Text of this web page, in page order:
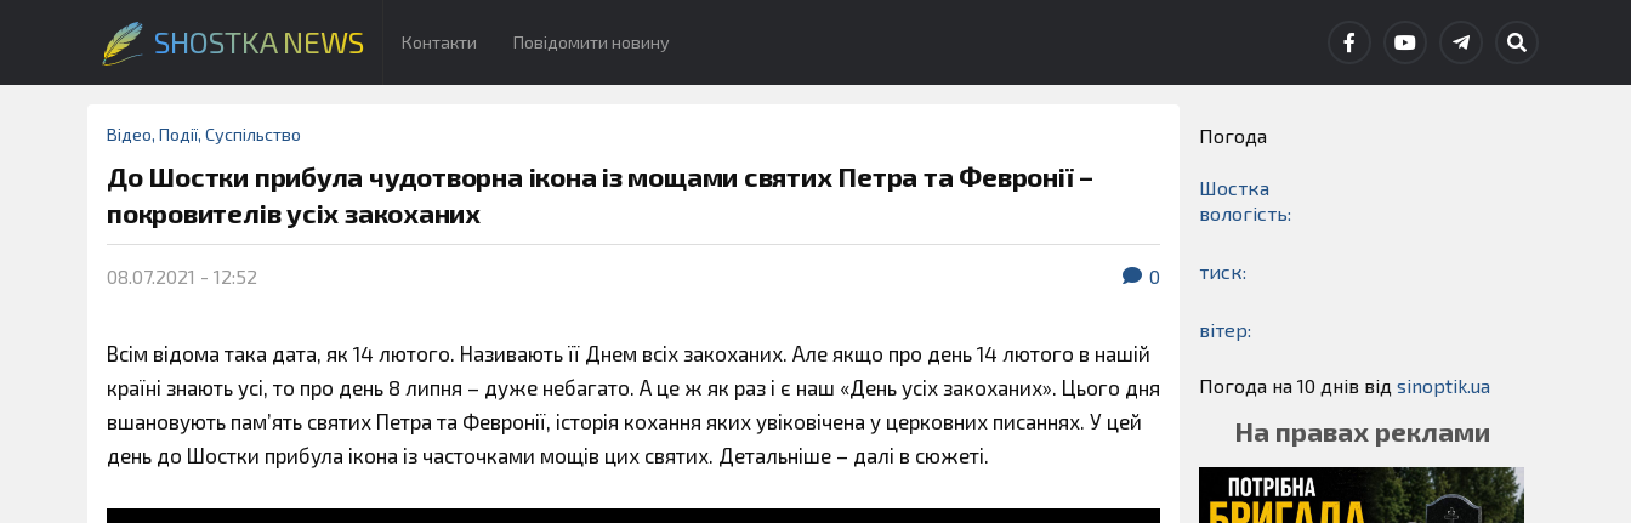
SHOSTKA NEWS Контакти Повідомити новину
Відео, Події, Суспільство
До Шостки прибула чудотворна ікона із мощами святих Петра та Февронії –
покровителів усіх закоханих
08.07.2021 - 12:52 0
Всім відома така дата, як 14 лютого. Називають її Днем всіх закоханих. Але якщо про день 14 лютого в нашій
країні знають усі, то про день 8 липня – дуже небагато. А це ж як раз і є наш «День усіх закоханих». Цього дня
вшановують пам’ять святих Петра та Февронії, історія кохання яких увіковічена у церковних писаннях. У цей
день до Шостки прибула ікона із часточками мощів цих святих. Детальніше – далі в сюжеті.
Погода
Шостка
вологість:
тиск:
вітер:
Погода на 10 днів від sinoptik.ua
На правах реклами